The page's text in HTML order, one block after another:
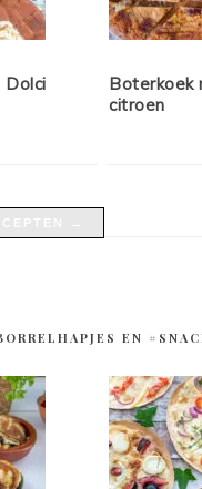
Dolci
Boterkoek
citroen
EN